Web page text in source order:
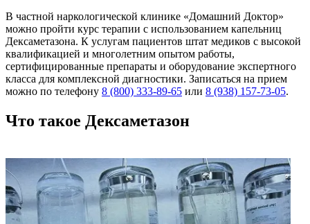
В частной наркологической клинике «Домашний Доктор»
можно пройти курс терапии с использованием капельниц
Дексаметазона. К услугам пациентов штат медиков с высокой
квалификацией и многолетним опытом работы,
сертифицированные препараты и оборудование экспертного
класса для комплексной диагностики. Записаться на прием
можно по телефону 8 (800) 333-89-65 или 8 (938) 157-73-05.
Что такое Дексаметазон